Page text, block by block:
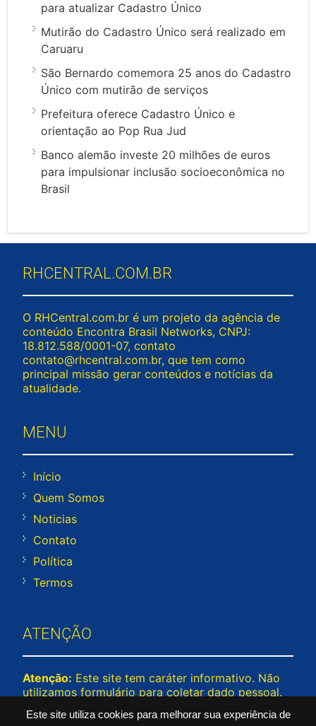
Este site utiliza cookies para melhorar sua experiência de
para atualizar Cadastro Único
Mutirão do Cadastro Único será realizado em
Caruaru
São Bernardo comemora 25 anos do Cadastro
Único com mutirão de serviços
Prefeitura oferece Cadastro Único e
orientação ao Pop Rua Jud
Banco alemão investe 20 milhões de euros
para impulsionar inclusão socioeconômica no
Brasil
RHCENTRAL.COM.BR
O RHCentral.com.br é um projeto da agência de
conteúdo Encontra Brasil Networks, CNPJ:
18.812.588/0001-07, contato
contato@rhcentral.com.br, que tem como
principal missão gerar conteúdos e notícias da
atualidade.
MENU
Início
Quem Somos
Noticias
Contato
Política
Termos
ATENÇÃO
Atenção: Este site tem caráter informativo. Não
utilizamos formulário para coletar dado pessoal.
nenhuma empresa ou programa citado no